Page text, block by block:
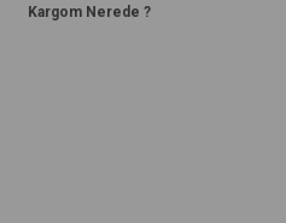
Kargom Nerede ?